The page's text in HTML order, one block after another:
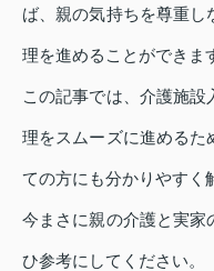
ば、親の気持ちを尊重
理を進めることができま
この記事では、介護施
理をスムーズに進めるた
ての方にも分かりやすく
今まさに親の介護と実家
ひ参考にしてください。